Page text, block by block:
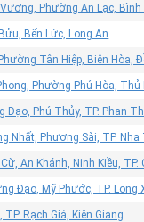
Phường An Lạc, Bình
Bến Lức, Long An
Tân Hiệp, Biên Hòa,
Phường Phú Hòa,
Đạo, Phú Thủy, TP. Phan
Nhất, Phương Sài, TP.
An Khánh, Ninh Kiều,
Đạo, Mỹ Phước, TP. Long
TP. Rạch Giá, Kiên Giang